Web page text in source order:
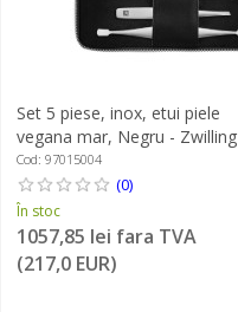
Set 5 piese, inox, etui piele
vegana mar, Negru - Zwilling
PREMIUM
Cod: 97015004
(0)
În stoc
1057,85 lei fara TVA
(217,0 EUR)